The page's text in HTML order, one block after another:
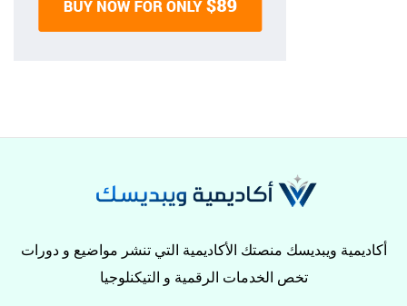
أكاديمية ويبديسك منصتك الأكاديمية التي تنشر مواضيع و دورات
تخص الخدمات الرقمية و التيكنلوجيا